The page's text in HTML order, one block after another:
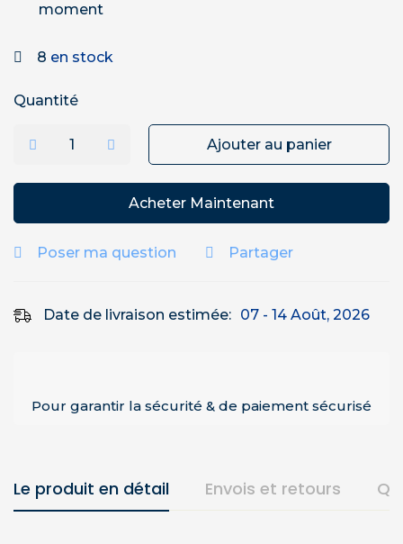
moment
8 en stock
Quantité
Ajouter au panier
Acheter Maintenant
Poser ma question Partager
Date de livraison estimée: 07 - 14 Août, 2026
Pour garantir la sécurité & de paiement sécurisé
Le produit en détail Envois et retours